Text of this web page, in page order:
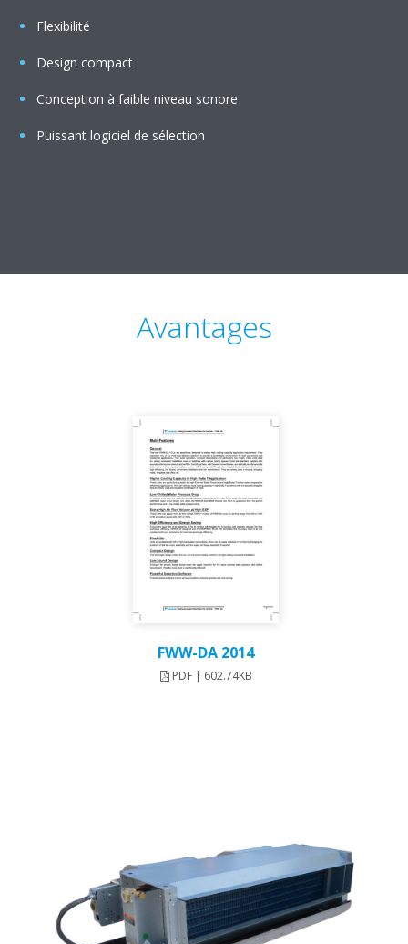
Flexibilité
Design compact
Conception à faible niveau sonore
Puissant logiciel de sélection
Avantages
FWW-DA 2014
PDF | 602.74KB